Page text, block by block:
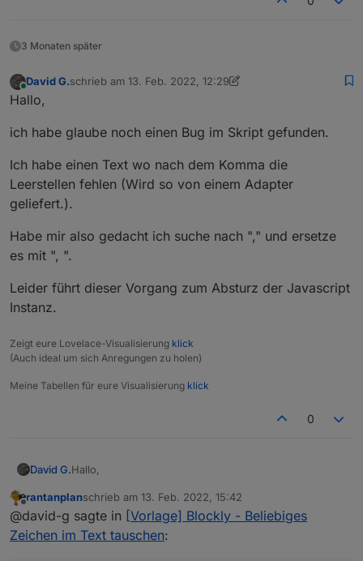
3 Monaten später
Online
David G.schrieb am 13. Feb. 2022, 12:29
zuletzt editiert von David G.
Hallo,
ich habe glaube noch einen Bug im Skript gefunden.
Ich habe einen Text wo nach dem Komma die
Leerstellen fehlen (Wird so von einem Adapter
geliefert.).
Habe mir also gedacht ich suche nach "," und ersetze
es mit ", ".
Leider führt dieser Vorgang zum Absturz der Javascript
Instanz.
Zeigt eure Lovelace-Visualisierung klick
(Auch ideal um sich Anregungen zu holen)
Meine Tabellen für eure Visualisierung klick
0
David G.Hallo,
ich habe glaube noch einen Bug im Skript gefunden.
Ich habe einen Text wo nach dem Komma die
Offline
rantanplanschrieb am 13. Feb. 2022, 15:42
zuletzt editiert von
@david-g sagte in [Vorlage] Blockly - Beliebiges
Zeichen im Text tauschen: